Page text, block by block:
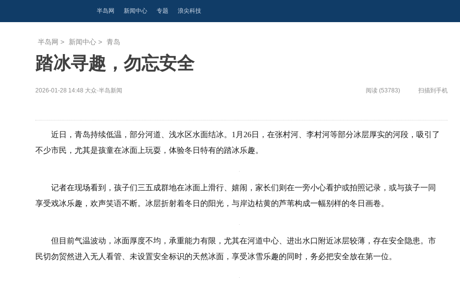
半岛网 新闻中心 专题 浪尖科技
半岛网 > 新闻中心 > 青岛
踏冰寻趣，勿忘安全
2026-01-28 14:48 大众·半岛新闻 阅读 (53783) 扫描到手机
近日，青岛持续低温，部分河道、浅水区水面结冰。1月26日，在张村河、李村河等部分冰层厚实的河段，吸引了
不少市民，尤其是孩童在冰面上玩耍，体验冬日特有的踏冰乐趣。
记者在现场看到，孩子们三五成群地在冰面上滑行、嬉闹，家长们则在一旁小心看护或拍照记录，或与孩子一同
享受戏冰乐趣，欢声笑语不断。冰层折射着冬日的阳光，与岸边枯黄的芦苇构成一幅别样的冬日画卷。
但目前气温波动，冰面厚度不均，承重能力有限，尤其在河道中心、进出水口附近冰层较薄，存在安全隐患。市
民切勿贸然进入无人看管、未设置安全标识的天然冰面，享受冰雪乐趣的同时，务必把安全放在第一位。